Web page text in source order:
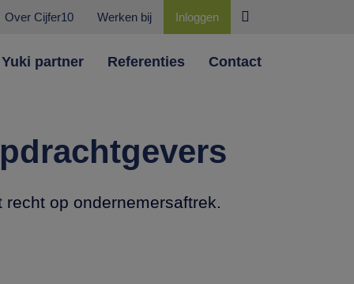
Over Cijfer10 Werken bij Inloggen
Yuki partner Referenties Contact
op ondernemersaftrek.